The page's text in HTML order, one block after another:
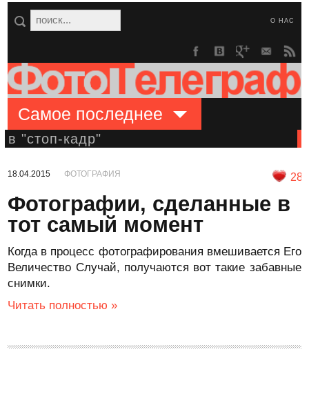
О НАС
Самое последнее
в "стоп-кадр"
18.04.2015 ФОТОГРАФИЯ 28
Фотографии, сделанные в
тот самый момент
Когда в процесс фотографирования вмешивается Его
Величество Случай, получаются вот такие забавные
снимки.
Читать полностью »